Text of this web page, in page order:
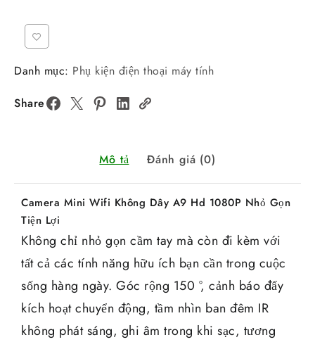
Danh mục: Phụ kiện điện thoại máy tính
Share
Mô tả Đánh giá (0)
Camera Mini Wifi Không Dây A9 Hd 1080P Nhỏ Gọn
Tiện Lợi
Không chỉ nhỏ gọn cầm tay mà còn đi kèm với
tất cả các tính năng hữu ích bạn cần trong cuộc
sống hàng ngày. Góc rộng 150 °, cảnh báo đẩy
kích hoạt chuyển động, tầm nhìn ban đêm IR
không phát sáng, ghi âm trong khi sạc, tương